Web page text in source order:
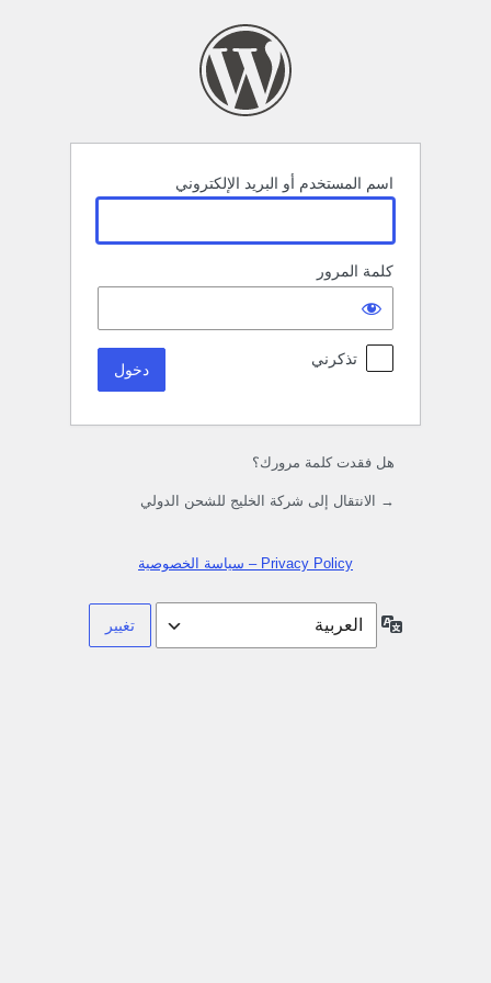
اسم المستخدم أو البريد الإلكتروني
كلمة المرور
تذكرني
هل فقدت كلمة مرورك؟
→ الانتقال إلى شركة الخليج للشحن الدولي
Privacy Policy – سياسة الخصوصية
اللغة